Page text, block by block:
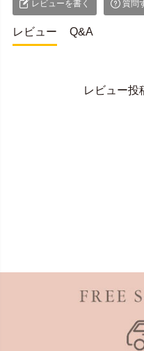
レビューを書く 質問
レビュー Q&A
レビュー投